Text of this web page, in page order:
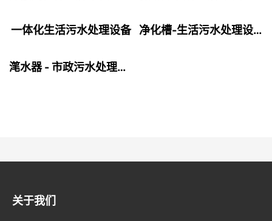
一体化生活污水处理设备 净化槽-生活污水处理设备
滗水器 - 市政污水处理设备
关于我们